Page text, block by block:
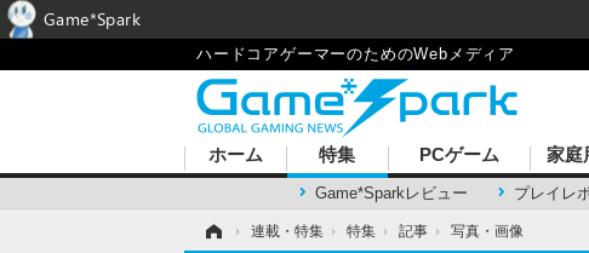
ハードコアゲーマーのためのWebメディア
ホーム 特集
Game*Sparkレビュー プレイレ
PCゲーム 家庭
› 連載・特集 › 特集 › 記事 › 写真・画像
Game*Spark